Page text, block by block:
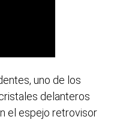
uno de los
delanteros
el espejo retrovisor